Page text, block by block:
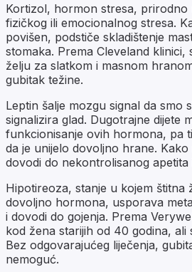
Kortizol, hormon stresa, prirodno
fizičkog ili emocionalnog stresa.
povišen, podstiče skladištenje
stomaka. Prema Cleveland klinici,
želju za slatkom i masnom
gubitak težine.
Leptin šalje mozgu signal da smo
signalizira glad. Dugotrajne dijete
funkcionisanje ovih hormona, pa
da je unijelo dovoljno hrane.
dovodi do nekontrolisanog apetita
Hipotireoza, stanje u kojem štitna
dovoljno hormona, usporava
i dovodi do gojenja. Prema
kod žena starijih od 40 godina, ali
Bez odgovarajućeg liječenja,
nemoguć.